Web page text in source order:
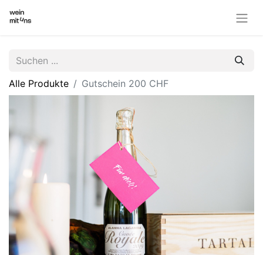
Alle Produkte Gutschein 200 CHF